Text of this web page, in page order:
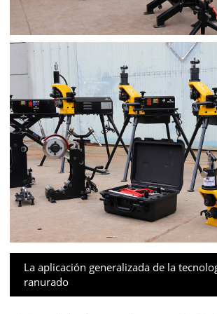
La aplicación generalizada de la
ranurado